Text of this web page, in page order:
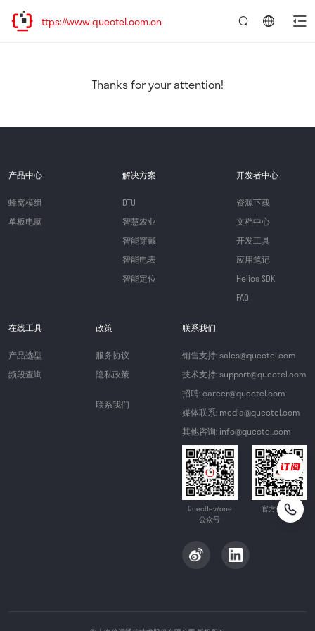
新址：https://www.quectel.com.cn
Thanks for your attention!
产品中心
蜂窝模组
单板电脑
解决方案
DTU
智慧农业
智能穿戴
智能电表
智能定位
开发者中心
资源下载
文档中心
开发工具
应用笔记
Helios SDK
FAQ
在线工具
产品选型
频段查询
政策
服务协议
隐私政策
联系我们
联系我们
销售支持: sales@quectel.com
技术支持: support@quectel.com
招聘: career@quectel.com
媒体联系: media@quectel.com
其他咨询: info@quectel.com
QuecDevZone
公众号
官方公众号